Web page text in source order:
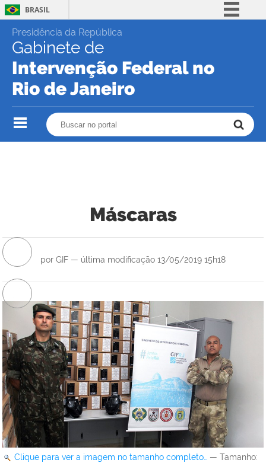
BRASIL
Participe
Legislação
to
content.
Skip
to
navigation
Gabinete de
Intervenção Federal no
Rio de Janeiro
Presidência da República
Máscaras
por GIF — última modificação 13/05/2019 15h18
Clique para ver a imagem no tamanho completo… — Tamanho: